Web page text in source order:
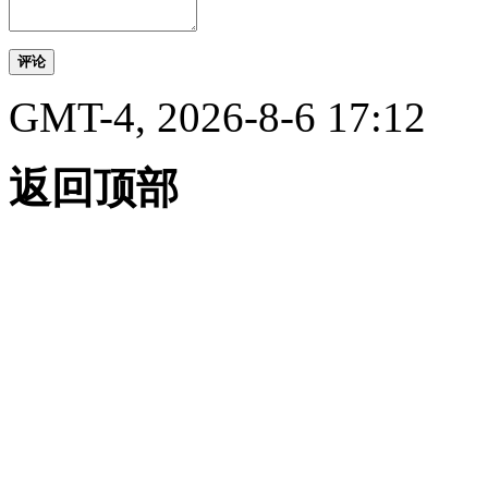
评论
GMT-4, 2026-8-6 17:12
返回顶部